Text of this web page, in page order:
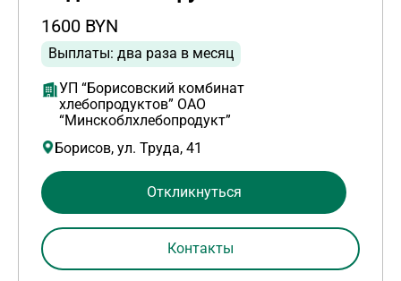
1600 BYN
Выплаты: два раза в месяц
УП “Борисовский комбинат
хлебопродуктов” ОАО
“Минскоблхлебопродукт”
Борисов, ул. Труда, 41
Откликнуться
Контакты